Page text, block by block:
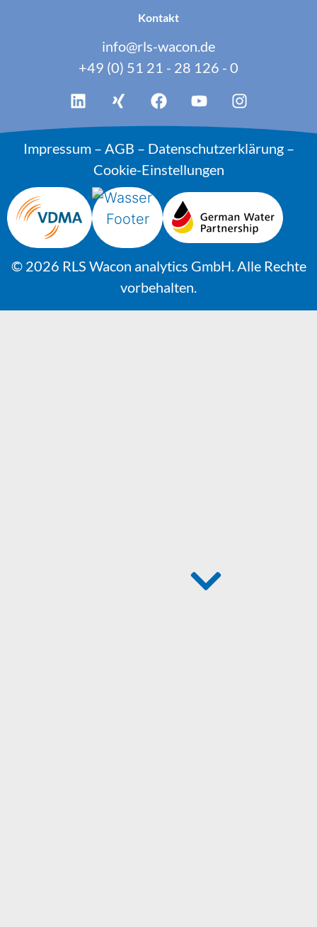
Kontakt
info@rls-wacon.de
+49 (0) 51 21 - 28 126 - 0
Impressum– AGB – Datenschutzerklärung–
Cookie-Einstellungen
© 2026 RLS Wacon analytics GmbH. Alle Rechte
vorbehalten.